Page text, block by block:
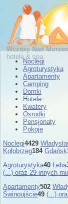
Wczasy Nad
hotele & spa.
Noclegi
Agroturystyka
Apartamenty
Camping
Domki
Hotele
Kwatery
Osrodki
Pensjonaty
Pokoje
Noclegi4429
Kołobrzeg184 Gdańsk
Agroturystyka40 Łeba
(...) oraz 29 innych
Apartamenty502
Świnoujście49 (...)